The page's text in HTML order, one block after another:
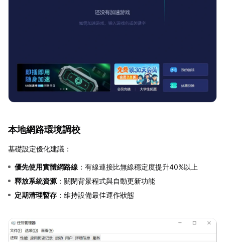
本地網路環境調校
基礎設定優化建議：
優先使用實體網路線 ：有線連接比無線穩定度提升40%以上
釋放系統資源 ：關閉背景程式與自動更新功能
定期清理暫存 ：維持設備最佳運作狀態